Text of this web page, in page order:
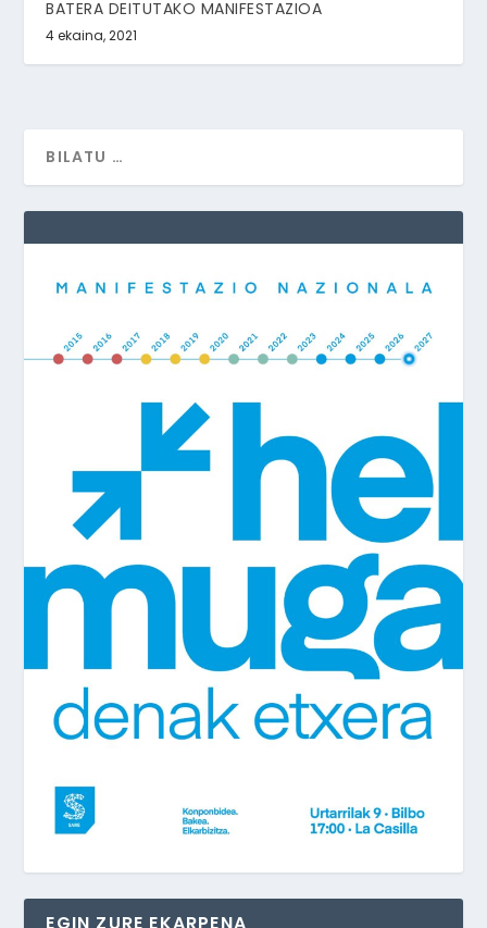
BATERA DEITUTAKO MANIFESTAZIOA
4 ekaina, 2021
EGIN ZURE EKARPENA